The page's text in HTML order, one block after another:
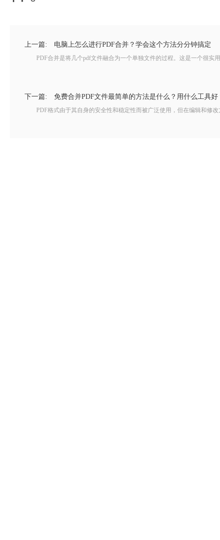
上一篇: 电脑上怎么进行PDF合并？学会这个方法分分钟搞定
PDF合并是将几个pdf文件融合为一个单独文件的过程。这是一个很实
下一篇: 免费合并PDF文件最简单的方法是什么？用什么工具好
PDF格式由于其自身的安全性和稳定性而被广泛使用，但在编辑和修改